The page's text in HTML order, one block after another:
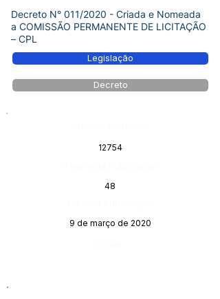
Decreto N° 011/2020 - Criada e Nomeada
a COMISSÃO PERMANENTE DE LICITAÇÃO
– CPL
Legislação
Decreto
12754
48
9 de março de 2020